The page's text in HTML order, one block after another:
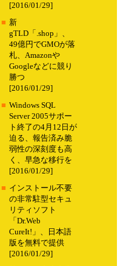
[2016/01/29]
■ 新
gTLD「.shop」、
49億円でGMOが落
札、Amazonや
Googleなどに競り
勝つ
[2016/01/29]
■ Windows SQL
Server 2005サポー
ト終了の4月12日が
迫る、報告済み脆
弱性の深刻度も高
く、早急な移行を
[2016/01/29]
■ インストール不要
の非常駐型セキュ
リティソフト
「Dr.Web
CureIt!」、日本語
版を無料で提供
[2016/01/29]